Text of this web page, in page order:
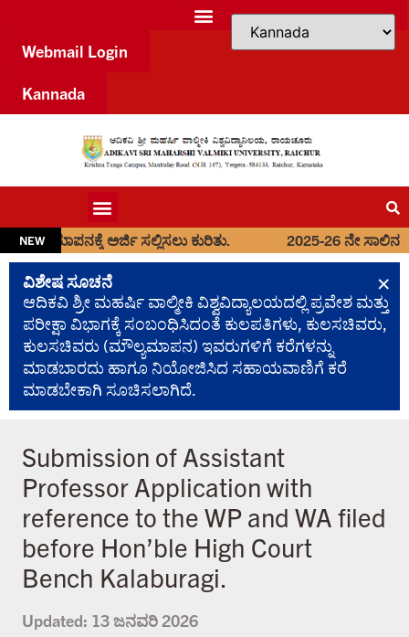
Webmail Login
Kannada
NEWಅರ್ಜಿ ಸಲ್ಲಿಸಲು ಕುರಿತು. 2025-26 ನೇ ಸಾಲಿನ
ವಿಶೇಷ ಸೂಚನೆ
ಆದಿಕವಿ ಶ್ರೀ ಮಹರ್ಷಿ ವಾಲ್ಮೀಕಿ ವಿಶ್ವವಿದ್ಯಾಲಯದಲ್ಲಿ ಪ್ರವೇಶ ಮತ್ತು
ಪರೀಕ್ಷಾ ವಿಭಾಗಕ್ಕೆ ಸಂಬಂಧಿಸಿದಂತೆ ಕುಲಪತಿಗಳು, ಕುಲಸಚಿವರು,
ಕುಲಸಚಿವರು (ಮೌಲ್ಯಮಾಪನ) ಇವರುಗಳಿಗೆ ಕರೆಗಳನ್ನು
ಮಾಡಬಾರದು ಹಾಗೂ ನಿಯೋಜಿಸಿದ ಸಹಾಯವಾಣಿಗೆ ಕರೆ
ಮಾಡಬೇಕಾಗಿ ಸೂಚಿಸಲಾಗಿದೆ.
×
Submission of Assistant
Professor Application with
reference to the WP and WA filed
before Hon’ble High Court
Bench Kalaburagi.
Updated: 13 ಜನವರಿ 2026